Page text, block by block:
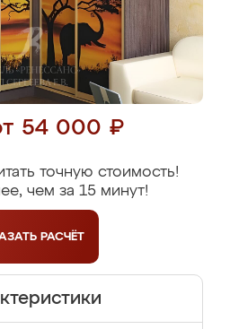
54 000 ₽
точную стоимость!
чем за 15 минут!
РАСЧЁТ